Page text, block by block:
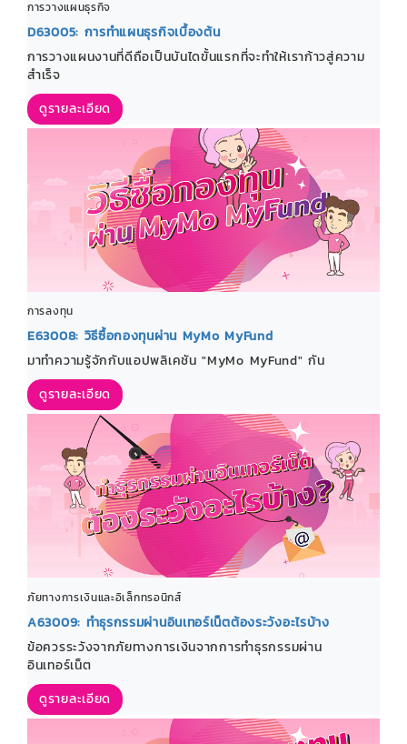
การวางแผนธุรกิจ
D63005: การทำแผนธุรกิจเบื้องต้น
การวางแผนงานที่ดีถือเป็นบันไดขั้นแรกที่จะทำให้เราก้าวสู่ความ
สำเร็จ
ดูรายละเอียด
การลงทุน
E63008: วิธีซื้อกองทุนผ่าน MyMo MyFund
มาทำความรู้จักกับแอปพลิเคชัน "MyMo MyFund" กัน
ดูรายละเอียด
ภัยทางการเงินและอิเล็กทรอนิกส์
A63009: ทำธุรกรรมผ่านอินเทอร์เน็ตต้องระวังอะไรบ้าง
ข้อควรระวังจากภัยทางการเงินจากการทำธุรกรรมผ่าน
อินเทอร์เน็ต
ดูรายละเอียด